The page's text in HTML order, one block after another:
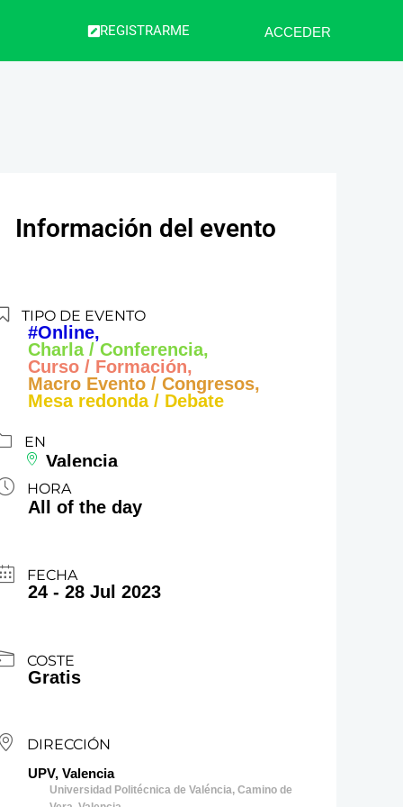
REGISTRARME ACCEDER
Información del evento
TIPO DE EVENTO
#Online,
Charla / Conferencia,
Curso / Formación,
Macro Evento / Congresos,
Mesa redonda / Debate
EN
Valencia
HORA
All of the day
FECHA
24 - 28 Jul 2023
COSTE
Gratis
DIRECCIÓN
UPV, Valencia
Universidad Politécnica de Valéncia, Camino de